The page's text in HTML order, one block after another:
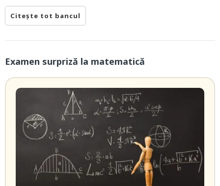
Citește tot bancul
Examen surpriză la matematică